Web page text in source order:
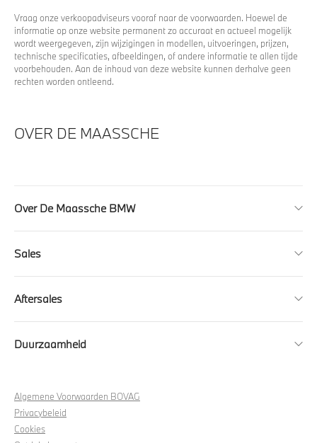
Vraag onze verkoopadviseurs vooraf naar de voorwaarden. Hoewel de
informatie op onze website permanent zo accuraat en actueel mogelijk
wordt weergegeven, zijn wijzigingen in modellen, uitvoeringen, prijzen,
technische specificaties, afbeeldingen, of andere informatie te allen tijde
voorbehouden. Aan de inhoud van deze website kunnen derhalve geen
rechten worden ontleend.
OVER DE MAASSCHE
Over De Maassche BMW
Sales
Aftersales
Duurzaamheid
Algemene Voorwaarden BOVAG
Privacybeleid
Cookies